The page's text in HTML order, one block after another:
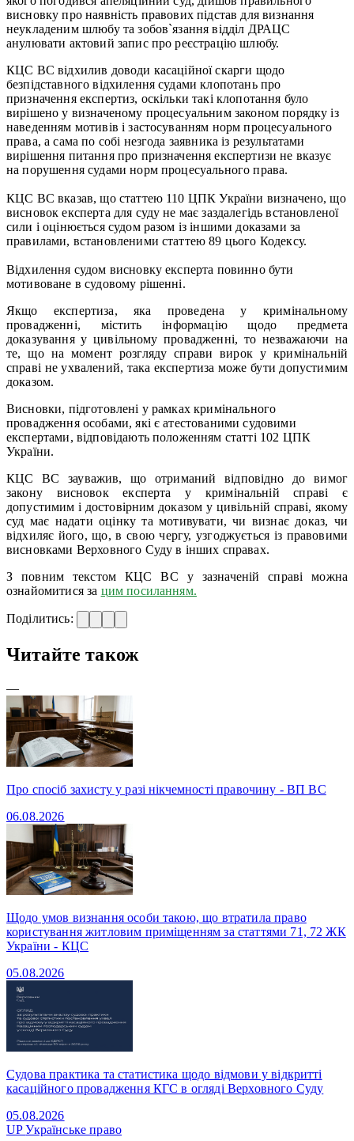
висновку про наявність правових підстав для визнання
неукладеним шлюбу та зобов`язання відділ ДРАЦС
анулювати актовий запис про реєстрацію шлюбу.
КЦС ВС відхилив доводи касаційної скарги щодо
безпідставного відхилення судами клопотань про
призначення експертиз, оскільки такі клопотання було
вирішено у визначеному процесуальним законом порядку із
наведенням мотивів і застосуванням норм процесуального
права, а сама по собі незгода заявника із результатами
вирішення питання про призначення експертизи не вказує
на порушення судами норм процесуального права.
КЦС ВС вказав, що статтею 110 ЦПК України визначено, що
висновок експерта для суду не має заздалегідь встановленої
сили і оцінюється судом разом із іншими доказами за
правилами, встановленими статтею 89 цього Кодексу.
Відхилення судом висновку експерта повинно бути
мотивоване в судовому рішенні.
Якщо експертиза, яка проведена у кримінальному
провадженні, містить інформацію щодо предмета
доказування у цивільному провадженні, то незважаючи на
те, що на момент розгляду справи вирок у кримінальній
справі не ухвалений, така експертиза може бути допустимим
доказом.
Висновки, підготовлені у рамках кримінального
провадження особами, які є атестованими судовими
експертами, відповідають положенням статті 102 ЦПК
України.
КЦС ВС зауважив, що отриманий відповідно до вимог
закону висновок експерта у кримінальній справі є
допустимим і достовірним доказом у цивільній справі, якому
суд має надати оцінку та мотивувати, чи визнає доказ, чи
відхиляє його, що, в свою чергу, узгоджується із правовими
висновками Верховного Суду в інших справах.
З повним текстом КЦС ВС у зазначеній справі можна
ознайомитися за цим посиланням.
Поділитись:
Читайте також
—
Про спосіб захисту у разі нікчемності правочину - ВП ВС
06.08.2026
Щодо умов визнання особи такою, що втратила право
користування житловим приміщенням за статтями 71, 72 ЖК
України - КЦС
05.08.2026
Судова практика та статистика щодо відмови у відкритті
касаційного провадження КГС в огляді Верховного Суду
05.08.2026
UPУкраїнське право